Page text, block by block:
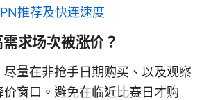
推荐及快连速度
求场次被涨价？
量在非抢手日期购买、以及观察
窗口。避免在临近比赛日才购